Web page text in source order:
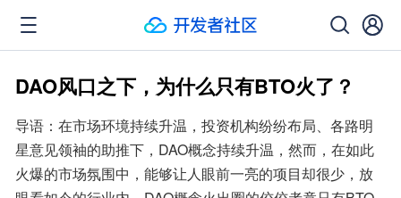
DAO风口之下，为什么只有BTO火了？
导语：在市场环境持续升温，投资机构纷纷布局、各路明
星意见领袖的助推下，DAO概念持续升温，然而，在如此
火爆的市场氛围中，能够让人眼前一亮的项目却很少，放